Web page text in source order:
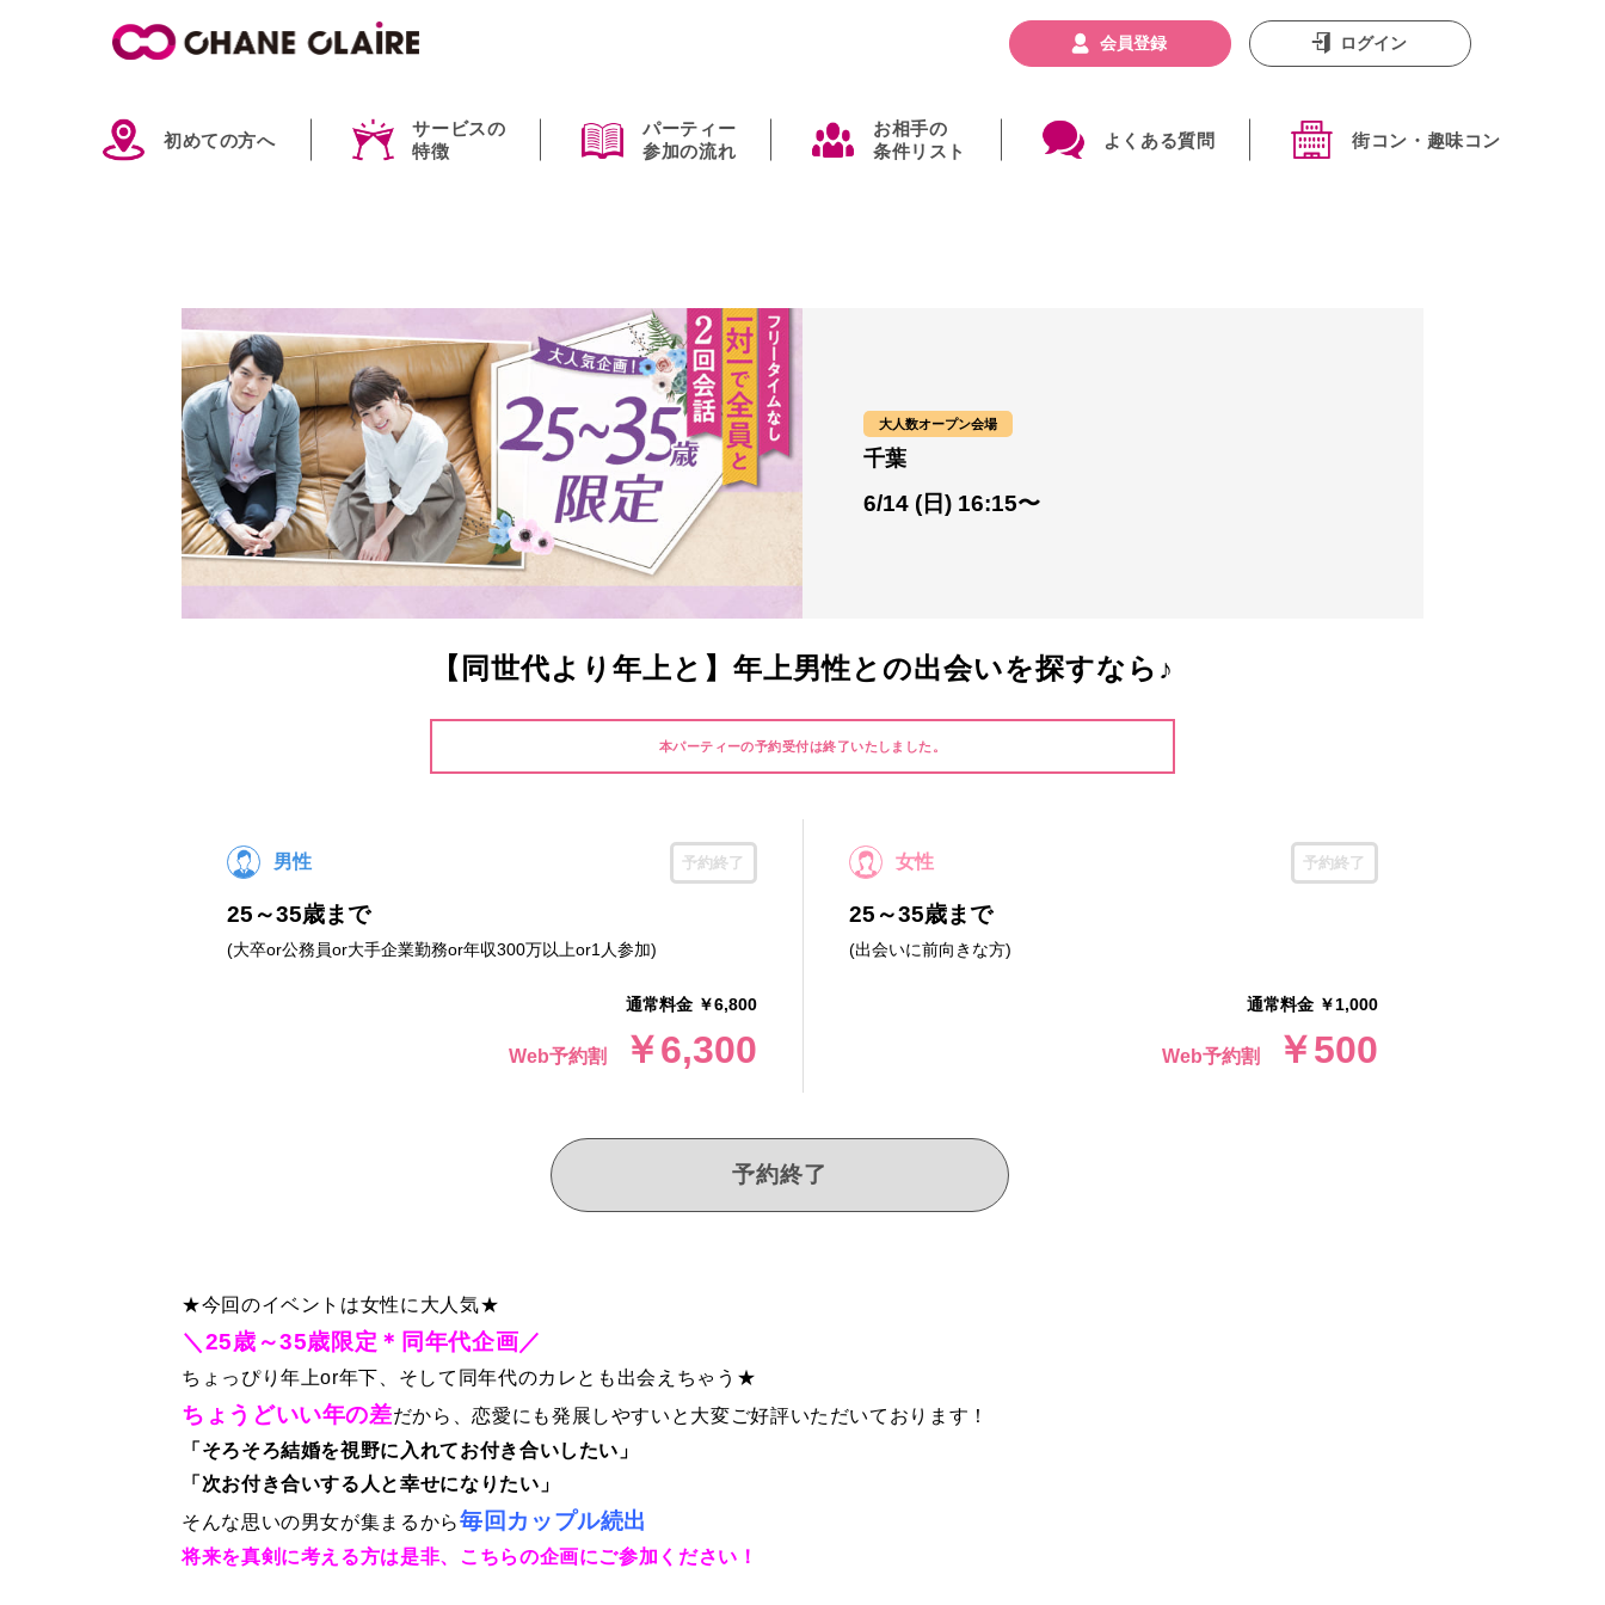
初めての方へ
サービスの
特徴
パーティー
参加の流れ
お相手の
条件リスト
よくある質問 街コン・趣味コン
会員登録 ログイン
6/14 (日) 16:15〜
大人数オープン会場
千葉
【同世代より年上と】年上男性との出会いを探すなら♪
本パーティーの予約受付は終了いたしました。
男性 予約終了
25～35歳まで
(大卒or公務員or大手企業勤務or年収300万以上or1人参加)
通常料金 ￥6,800
Web予約割 ￥6,300
女性 予約終了
25～35歳まで
(出会いに前向きな方)
通常料金 ￥1,000
Web予約割 ￥500
予約終了
★今回のイベントは女性に大人気★
＼25歳～35歳限定＊同年代企画／
ちょっぴり年上or年下、そして同年代のカレとも出会えちゃう★
ちょうどいい年の差だから、恋愛にも発展しやすいと大変ご好評いただいております！
「そろそろ結婚を視野に入れてお付き合いしたい」
「次お付き合いする人と幸せになりたい」
そんな思いの男女が集まるから毎回カップル続出
将来を真剣に考える方は是非、こちらの企画にご参加ください！